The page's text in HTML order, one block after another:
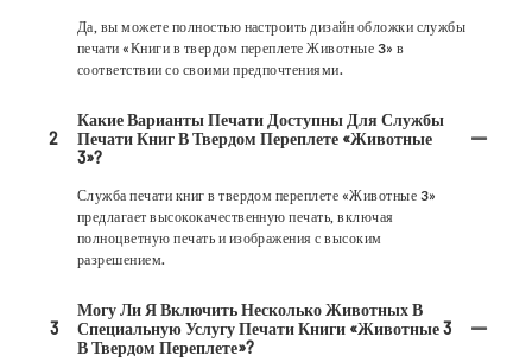
Да, вы можете полностью настроить дизайн обложки службы
печати «Книги в твердом переплете Животные 3» в
соответствии со своими предпочтениями.
2
Какие Варианты Печати Доступны Для Службы
Печати Книг В Твердом Переплете «Животные
3»?
Служба печати книг в твердом переплете «Животные 3»
предлагает высококачественную печать, включая
полноцветную печать и изображения с высоким
разрешением.
3
Могу Ли Я Включить Несколько Животных В
Специальную Услугу Печати Книги «Животные 3
В Твердом Переплете»?